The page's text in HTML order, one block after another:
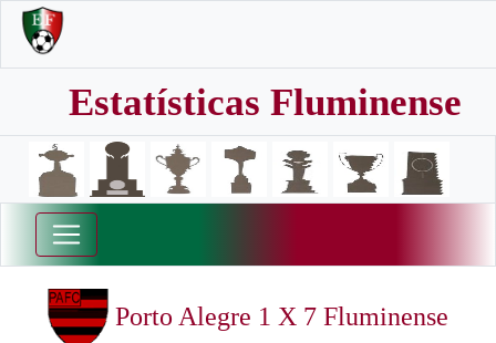
Estatísticas Fluminense
Porto Alegre 1 X 7 Fluminense